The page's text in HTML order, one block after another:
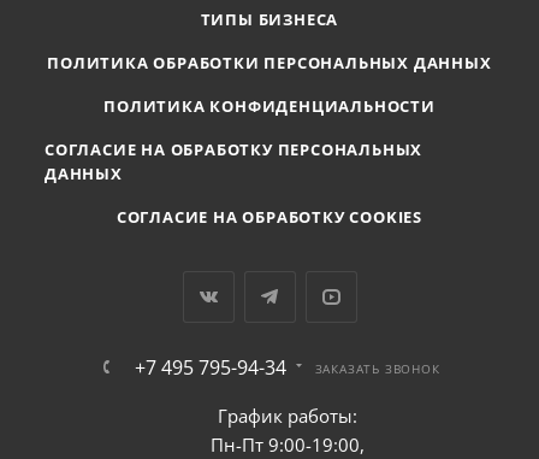
ТИПЫ БИЗНЕСА
ПОЛИТИКА ОБРАБОТКИ ПЕРСОНАЛЬНЫХ ДАННЫХ
ПОЛИТИКА КОНФИДЕНЦИАЛЬНОСТИ
СОГЛАСИЕ НА ОБРАБОТКУ ПЕРСОНАЛЬНЫХ
ДАННЫХ
СОГЛАСИЕ НА ОБРАБОТКУ COOKIES
+7 495 795-94-34 ЗАКАЗАТЬ ЗВОНОК
График работы:
Пн-Пт 9:00-19:00,